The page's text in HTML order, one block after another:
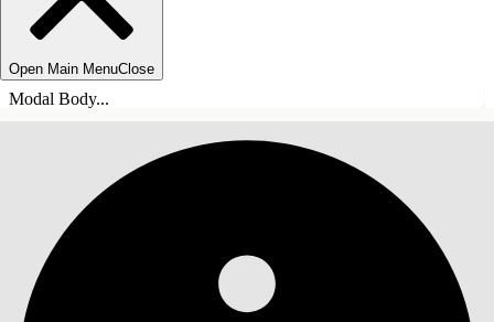
Open Main MenuClose
Modal Body...
INDHOLD